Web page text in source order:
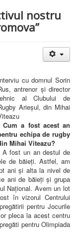
nostru
cu domnul Sorin
antrenor și director
al Clubului de
Arieșul, din Mihai
Cum a fost acest an
echipa de rugby
Mihai Viteazu?
A fost un an destul de
de băieți. Astfel, am
ani și alta la nivel de
ani de băieți și grupa
Național. Avem un lot
în vizorul Centrului
pentru Jocurile
pleca la acest centru
pentru Olimpiada